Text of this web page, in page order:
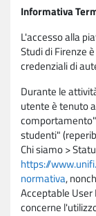
Informativa
L'accesso alla
Studi di Firenze
credenziali di
Durante le
utente è tenuto
studenti"
Chi siamo >
https://
normativa,
Acceptable User
concerne